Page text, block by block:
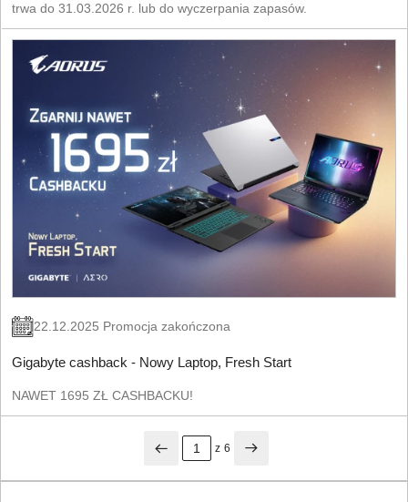
trwa do 31.03.2026 r. lub do wyczerpania zapasów.
22.12.2025 Promocja zakończona
Gigabyte cashback - Nowy Laptop, Fresh Start
NAWET 1695 ZŁ CASHBACKU!
z 6